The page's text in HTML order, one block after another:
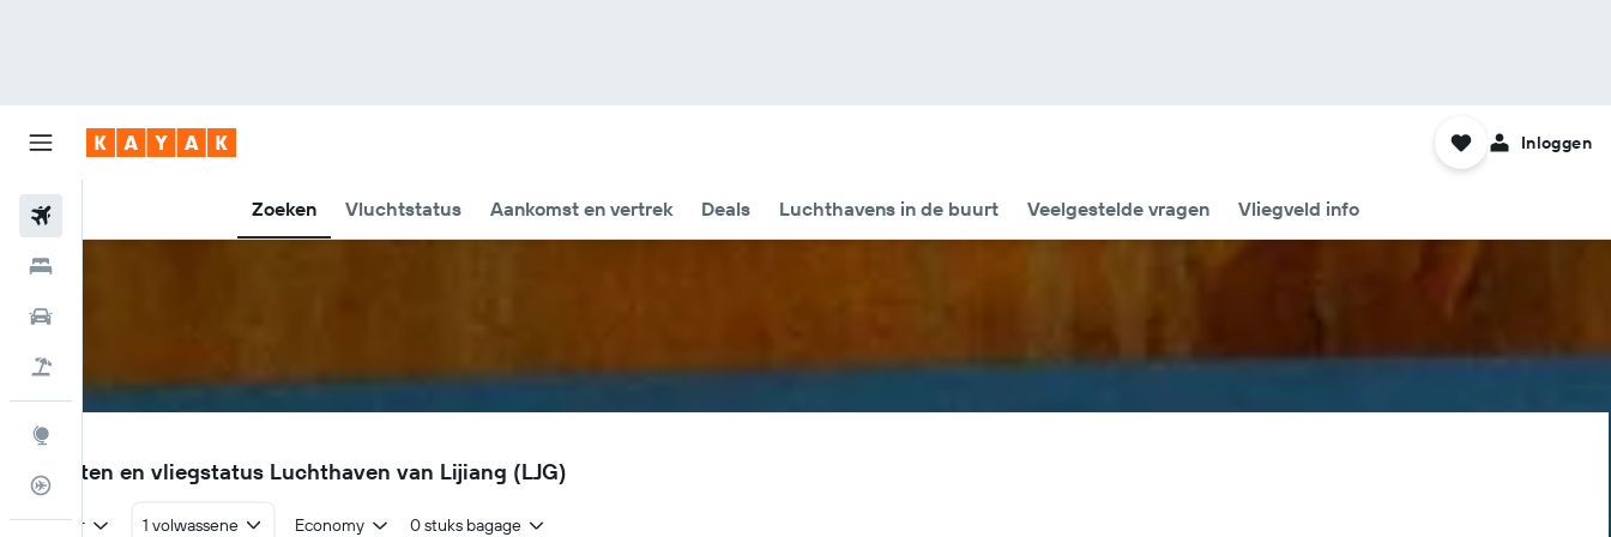
Zoeken Vluchtstatus Aankomst en vertrek Deals Luchthavens in de buurt Veelgestelde vragen Vliegveld info
Inloggen
Vluchtstatus info
LJG
Vluchten en vliegstatus Luchthaven van Lijiang (LJG)
Retour 1 volwassene Economy 0 stuks bagage